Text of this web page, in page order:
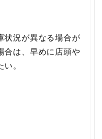
状況が異なる場合が
合は、早めに店頭や
。